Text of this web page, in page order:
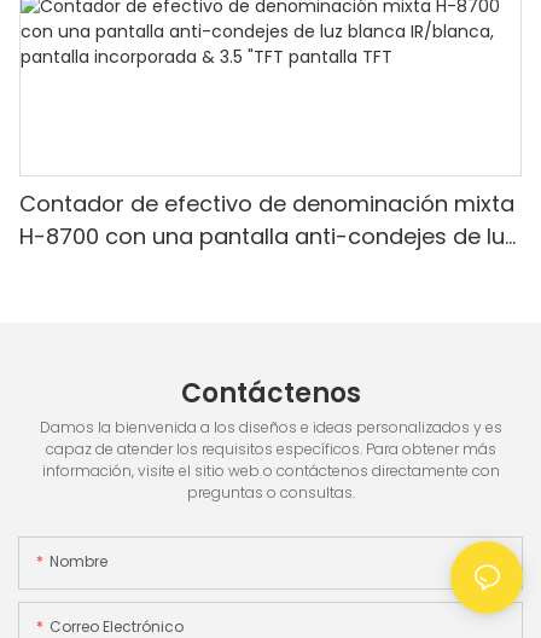
Contador de efectivo de denominación mixta
H-8700 con una pantalla anti-condejes de luz
Contáctenos
Damos la bienvenida a los diseños e ideas personalizados y es
capaz de atender los requisitos específicos. Para obtener más
información, visite el sitio web o contáctenos directamente con
preguntas o consultas.
Nombre
Correo Electrónico